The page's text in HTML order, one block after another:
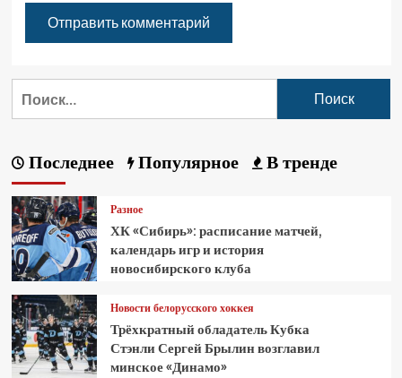
Последнее Популярное В тренде
Разное
ХК «Сибирь»: расписание матчей,
календарь игр и история
новосибирского клуба
Новости белорусского хоккея
Трёхкратный обладатель Кубка
Стэнли Сергей Брылин возглавил
минское «Динамо»